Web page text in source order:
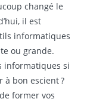
changé le
il est
informatiques
ou grande.
informatiques si
à bon escient ?
former vos